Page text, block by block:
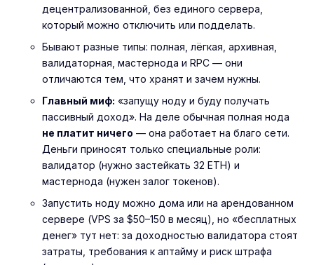
децентрализованной, без единого сервера,
который можно отключить или подделать.
Бывают разные типы: полная, лёгкая, архивная,
валидаторная, мастернода и RPC — они
отличаются тем, что хранят и зачем нужны.
Главный миф: «запущу ноду и буду получать
пассивный доход». На деле обычная полная нода
не платит ничего — она работает на благо сети.
Деньги приносят только специальные роли:
валидатор (нужно застейкать 32 ETH) и
мастернода (нужен залог токенов).
Запустить ноду можно дома или на арендованном
сервере (VPS за $50–150 в месяц), но «бесплатных
денег» тут нет: за доходностью валидатора стоят
затраты, требования к аптайму и риск штрафа